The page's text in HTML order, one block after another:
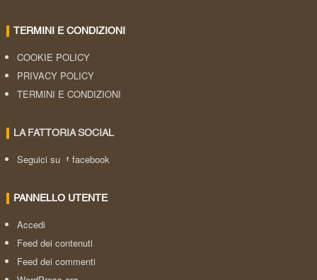
TERMINI E CONDIZIONI
COOKIE POLICY
PRIVACY POLICY
TERMINI E CONDIZIONI
LA FATTORIA SOCIAL
Seguici su facebook
PANNELLO UTENTE
Accedi
Feed dei contenuti
Feed dei commenti